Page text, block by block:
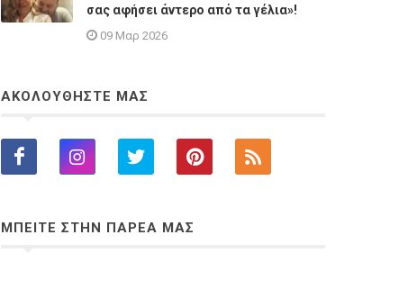
σας αφήσει άντερο από τα γέλια»!
09 Μαρ 2026
ΑΚΟΛΟΥΘΗΣΤΕ ΜΑΣ
ΜΠΕΙΤΕ ΣΤΗΝ ΠΑΡΕΑ ΜΑΣ